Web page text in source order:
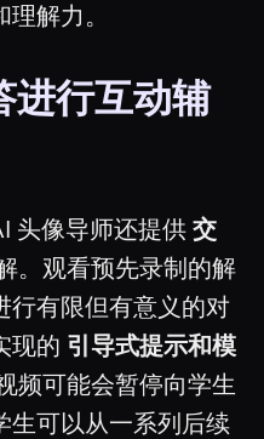
解力。
进行互动辅
头像导师还提供 交
。观看预先录制的解
行有限但有意义的对
现的 引导式提示和模
频可能会暂停向学生
生可以从一系列后续